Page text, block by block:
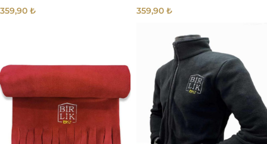
359,90 ₺ 359,90 ₺